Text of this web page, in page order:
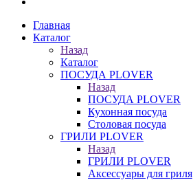
Главная
Каталог
Назад
Каталог
ПОСУДА PLOVER
Назад
ПОСУДА PLOVER
Кухонная посуда
Столовая посуда
ГРИЛИ PLOVER
Назад
ГРИЛИ PLOVER
Аксессуары для гриля